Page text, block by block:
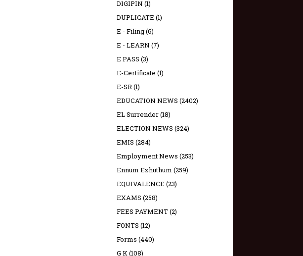
DIGIPIN (1)
DUPLICATE (1)
E - Filing(6)
E - LEARN (7)
E PASS (3)
E-Certificate (1)
E-SR(1)
EDUCATION NEWS (2402)
EL Surrender(18)
ELECTION NEWS (324)
EMIS (284)
Employment News (253)
Ennum Ezhuthum (259)
EQUIVALENCE (23)
EXAMS (258)
FEES PAYMENT(2)
FONTS (12)
Forms (440)
G K(108)